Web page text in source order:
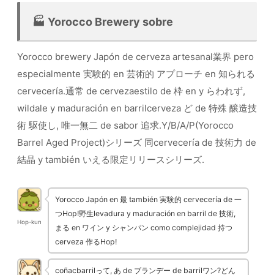
🏭 Yorocco Brewery sobre
Yorocco brewery Japón de cerveza artesanal業界 pero
especialmente 実験的 en 芸術的 アプローチ en 知られる
cervecería.通常 de cervezaestilo de 枠 en y らわれず,
wildale y maduración en barrilcerveza ど de 特殊 醸造技
術 駆使し, 唯一無二 de sabor 追求.Y/B/A/P(Yorocco
Barrel Aged Project)シリーズ 同cervecería de 技術力 de
結晶 y también いえる限定リリースシリーズ.
Hop-kun
Yorocco Japón en 最 también 実験的 cervecería de 一
つHop!野生levadura y maduración en barril de 技術,
まる en ワイン y シャンパン como complejidad 持つ
cerveza 作るHop!
coñacbarrilって, あ de ブランデー de barrilワン?どん